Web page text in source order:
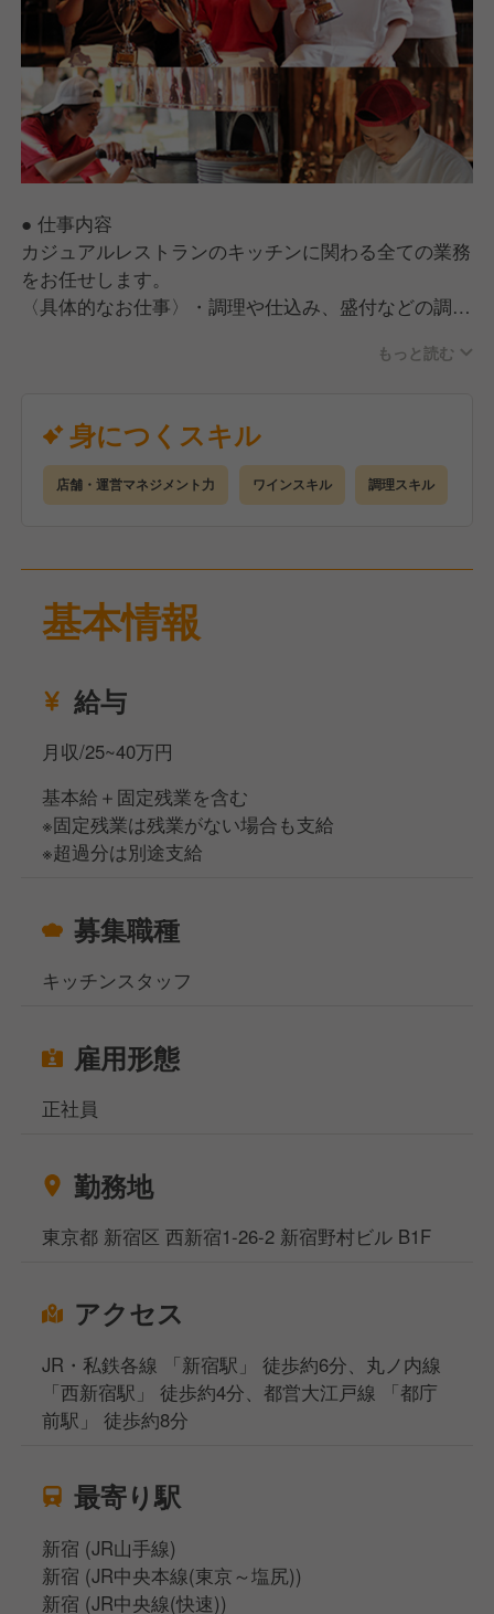
● 仕事内容
カジュアルレストランのキッチンに関わる全ての業務
をお任せします。
〈具体的なお仕事〉・調理や仕込み、盛付などの調理
・食材の発注 など通常メニューとは違う経験もで
●世界に通用するプロへ
サルヴァトーレではは、社員をどの世界でも通用する
プロフェッショナルな人材に育てます。
社内のキャリアアップだけでなく独立や世界で活躍で
ので、
モチベーションに繋がります！
もっと読む
身につくスキル
店舗・運営マネジメント力 ワインスキル 調理スキル
基本情報
給与
月収/25~40万円
基本給＋固定残業を含む
※固定残業は残業がない場合も支給
※超過分は別途支給
募集職種
キッチンスタッフ
雇用形態
正社員
勤務地
東京都 新宿区 西新宿1-26-2 新宿野村ビル B1F
アクセス
JR・私鉄各線 「新宿駅」 徒歩約6分、丸ノ内線
「西新宿駅」 徒歩約4分、都営大江戸線 「都庁
前駅」 徒歩約8分
最寄り駅
新宿 (JR山手線)
新宿 (JR中央本線(東京～塩尻))
新宿 (JR中央線(快速))